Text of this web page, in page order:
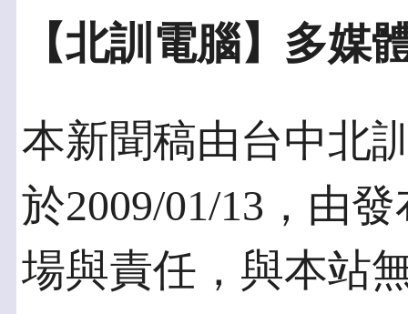
【北訓電腦】多媒
本新聞稿由台中北
於2009/01/13，由
場與責任，與本站